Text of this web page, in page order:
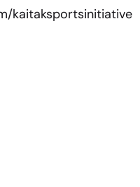
kaitaksportsinitiative